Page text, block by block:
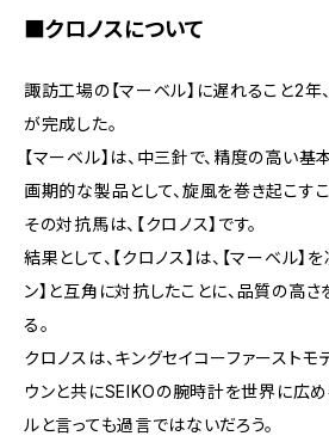
■クロノスについて
諏訪工場の【マーベル】に遅れること2年
が完成した。
【マーベル】は、中三針で、精度の高い
画期的な製品として、旋風を巻き起こすこ
その対抗馬は、【クロノス】です。
結果として、【クロノス】は、【マーベル】
ン】と互角に対抗したことに、品質の高
る。
クロノスは、キングセイコーファーストモ
ウンと共にSEIKOの腕時計を世界に広
ルと言っても過言ではないだろう。